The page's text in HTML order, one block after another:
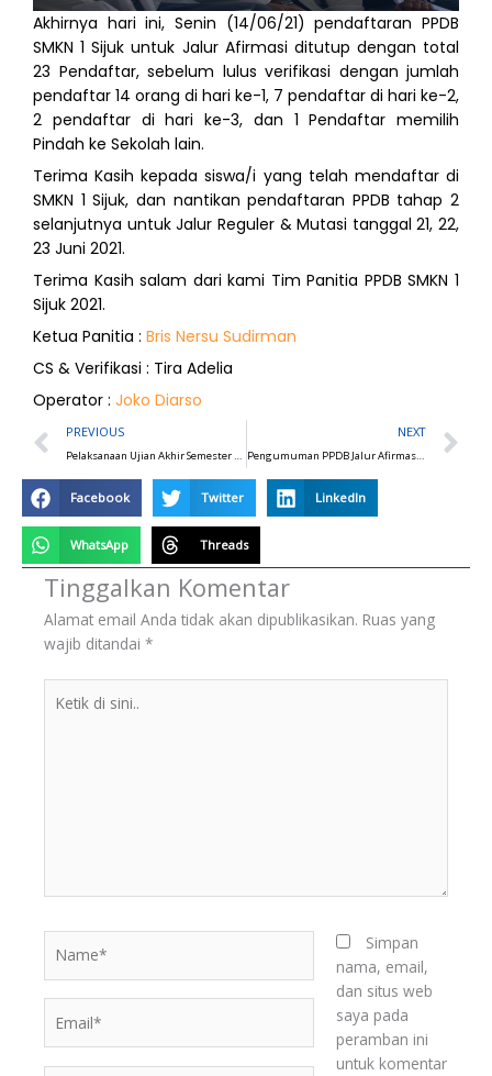
Akhirnya hari ini, Senin (14/06/21) pendaftaran PPDB
SMKN 1 Sijuk untuk Jalur Afirmasi ditutup dengan total
23 Pendaftar, sebelum lulus verifikasi dengan jumlah
pendaftar 14 orang di hari ke-1, 7 pendaftar di hari ke-2,
2 pendaftar di hari ke-3, dan 1 Pendaftar memilih
Pindah ke Sekolah lain.
Terima Kasih kepada siswa/i yang telah mendaftar di
SMKN 1 Sijuk, dan nantikan pendaftaran PPDB tahap 2
selanjutnya untuk Jalur Reguler & Mutasi tanggal 21, 22,
23 Juni 2021.
Terima Kasih salam dari kami Tim Panitia PPDB SMKN 1
Sijuk 2021.
Ketua Panitia : Bris Nersu Sudirman
CS & Verifikasi : Tira Adelia
Operator : Joko Diarso
Prev
PREVIOUS
Pelaksanaan Ujian Akhir Semester 2021/2022
NEXT
Pengumuman PPDB Jalur Afirmasi SMKN 1 Sijuk 2021
Facebook Twitter LinkedIn
WhatsApp Threads
Tinggalkan Komentar
Alamat email Anda tidak akan dipublikasikan. Ruas yang
wajib ditandai *
Simpan
nama, email,
dan situs web
saya pada
peramban ini
untuk komentar